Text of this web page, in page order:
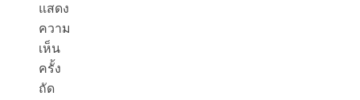
แสดง
ความ
เห็น
ครั้ง
ถัด